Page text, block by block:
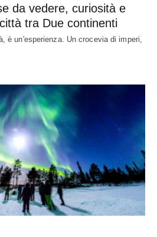
da vedere, curiosità e
tra Due continenti
è un'esperienza. Un crocevia di imperi,